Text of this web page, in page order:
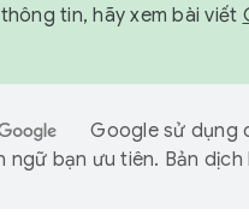
tin, hãy xem bài viết
Google sử dụng
ngữ bạn ưu tiên. Bản